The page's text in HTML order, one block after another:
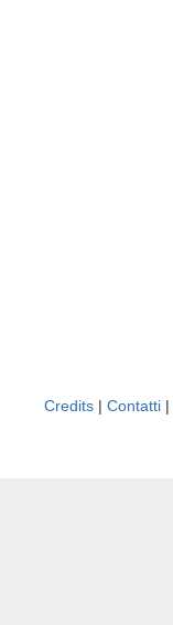
Credits | Contatti |